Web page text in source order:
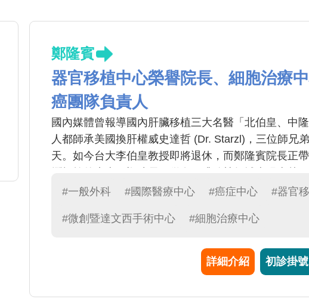
鄭隆賓
器官移植中心榮譽院長、細胞治療
癌團隊負責人
國內媒體曾報導國內肝臟移植三大名醫「北伯皇、中
人都師承美國換肝權威史達哲 (Dr. Starzl)，三位師兄
天。如今台大李伯皇教授即將退休，而鄭隆賓院長正
腸胃和甲狀腺腫瘤執刀的外科權威。在本院器官移植
#一般外科 #國際醫療中心 #癌症中心 #器官
#微創暨達文西手術中心 #細胞治療中心
詳細介紹 初診掛號